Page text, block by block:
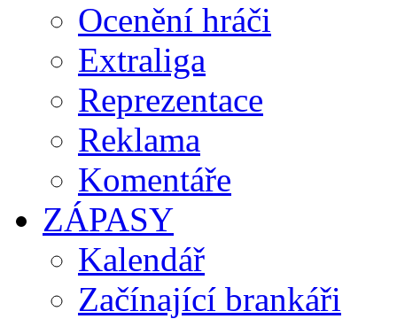
Ocenění hráči
Extraliga
Reprezentace
Reklama
Komentáře
ZÁPASY
Kalendář
Začínající brankáři